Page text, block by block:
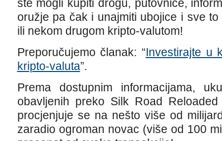
ste mogli kupiti drogu, putovnice,
oružje pa čak i unajmiti ubojice i sve
ili nekom drugom kripto-valutom!
Preporučujemo članak: “Investirajte u
kripto-valuta”.
Prema dostupnim informacijama,
obavljenih preko Silk Road
procjenjuje se na nešto više od
zaradio ogroman novac (više od 100